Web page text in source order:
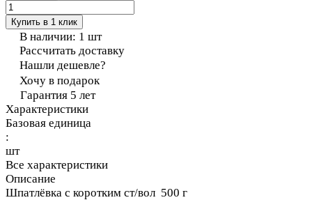
Купить в 1 клик
В наличии: 1 шт
Рассчитать доставку
Нашли дешевле?
Хочу в подарок
Гарантия 5 лет
Характеристики
Базовая единица
:
шт
Все характеристики
Описание
Шпатлёвка с коротким ст/вол 500 г